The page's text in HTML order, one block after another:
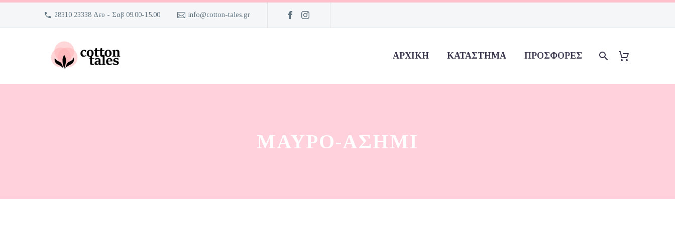
28310 23338 Δευ - Σαβ 09.00-15.00 info@cotton-tales.gr
ΑΡΧΙΚΉ ΚΑΤΆΣΤΗΜΑ ΠΡΟΣΦΟΡΈΣ
ΜΑΥΡΟ-ΑΣΗΜΊ